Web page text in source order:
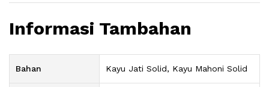
Informasi Tambahan
Bahan Kayu Jati Solid, Kayu Mahoni Solid